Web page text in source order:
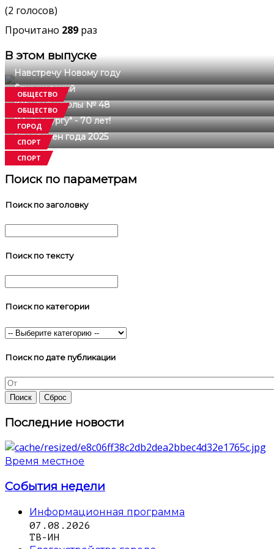
(2 голосов)
Прочитано 289 раз
В этом выпуске
Навстречу Новому году
ОБЩЕСТВО
Ёлка желаний
ОБЩЕСТВО
Юбилей школы № 48
ГОРОД
"Металлургу" - 70 лет!
СПОРТ
Спортсмен года 2025
СПОРТ
Поиск по параметрам
Поиск по заголовку
Поиск по тексту
Поиск по категории
Поиск по дате публикации
Последние новости
Время местное
События недели
Информационная программа
07.08.2026
ТВ-ИН